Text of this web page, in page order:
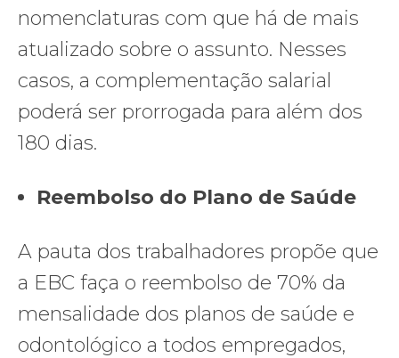
nomenclaturas com que há de mais
atualizado sobre o assunto. Nesses
casos, a complementação salarial
poderá ser prorrogada para além dos
180 dias.
Reembolso do Plano de Saúde
A pauta dos trabalhadores propõe que
a EBC faça o reembolso de 70% da
mensalidade dos planos de saúde e
odontológico a todos empregados,